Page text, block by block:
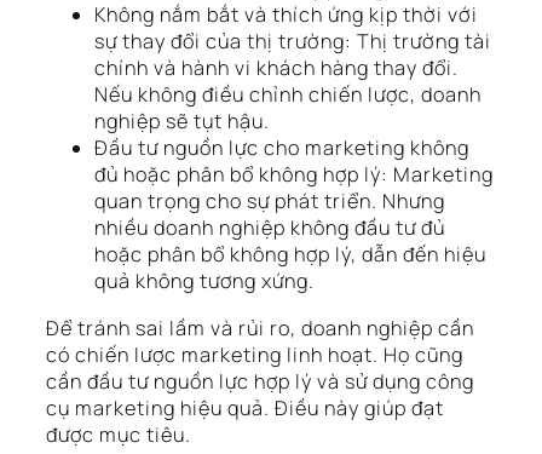
Không nắm bắt và thích ứng kịp thời với
sự thay đổi của thị trường: Thị trường tài
chính và hành vi khách hàng thay đổi.
Nếu không điều chỉnh chiến lược, doanh
nghiệp sẽ tụt hậu.
Đầu tư nguồn lực cho marketing không
đủ hoặc phân bổ không hợp lý: Marketing
quan trọng cho sự phát triển. Nhưng
nhiều doanh nghiệp không đầu tư đủ
hoặc phân bổ không hợp lý, dẫn đến hiệu
quả không tương xứng.
Để tránh sai lầm và rủi ro, doanh nghiệp cần
có chiến lược marketing linh hoạt. Họ cũng
cần đầu tư nguồn lực hợp lý và sử dụng công
cụ marketing hiệu quả. Điều này giúp đạt
được mục tiêu.